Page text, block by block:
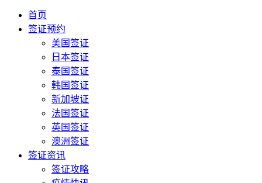
首页
签证预约
美国签证
日本签证
泰国签证
韩国签证
新加坡证
法国签证
英国签证
澳洲签证
签证资讯
签证攻略